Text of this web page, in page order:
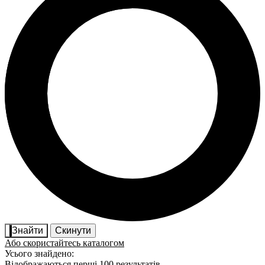
Знайти
Скинути
Або скористайтесь каталогом
Усього знайдено: